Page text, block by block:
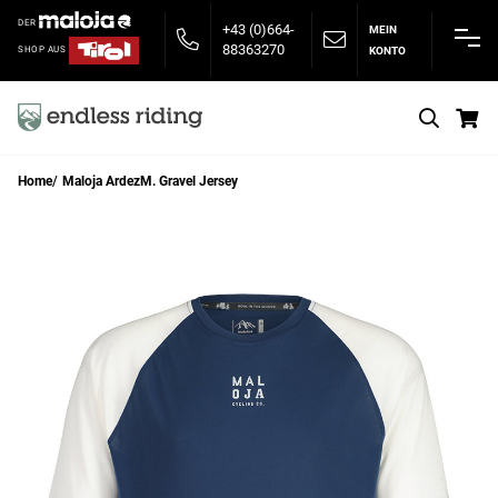
DER
SHOP AUS
+43 (0)664-
88363270
MEIN
KONTO
Home Maloja ArdezM. Gravel Jersey